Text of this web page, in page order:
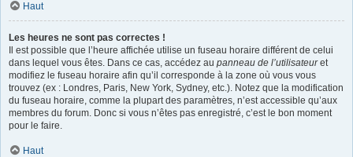
Haut
Les heures ne sont pas correctes !
Il est possible que l’heure affichée utilise un fuseau horaire différent de celui
dans lequel vous êtes. Dans ce cas, accédez au panneau de l’utilisateuret
modifiez le fuseau horaire afin qu’il corresponde à la zone où vous vous
trouvez (ex : Londres, Paris, New York, Sydney, etc.). Notez que la modification
du fuseau horaire, comme la plupart des paramètres, n’est accessible qu’aux
membres du forum. Donc si vous n’êtes pas enregistré, c’est le bon moment
pour le faire.
Haut